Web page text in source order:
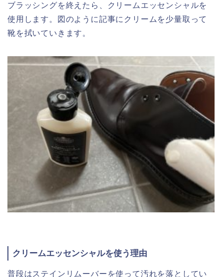
ブラッシングを終えたら、クリームエッセンシャルを
使用します。図のように記事にクリームを少量取って
靴を拭いていきます。
クリームエッセンシャルを使う理由
普段はステインリムーバーを使って汚れを落としてい